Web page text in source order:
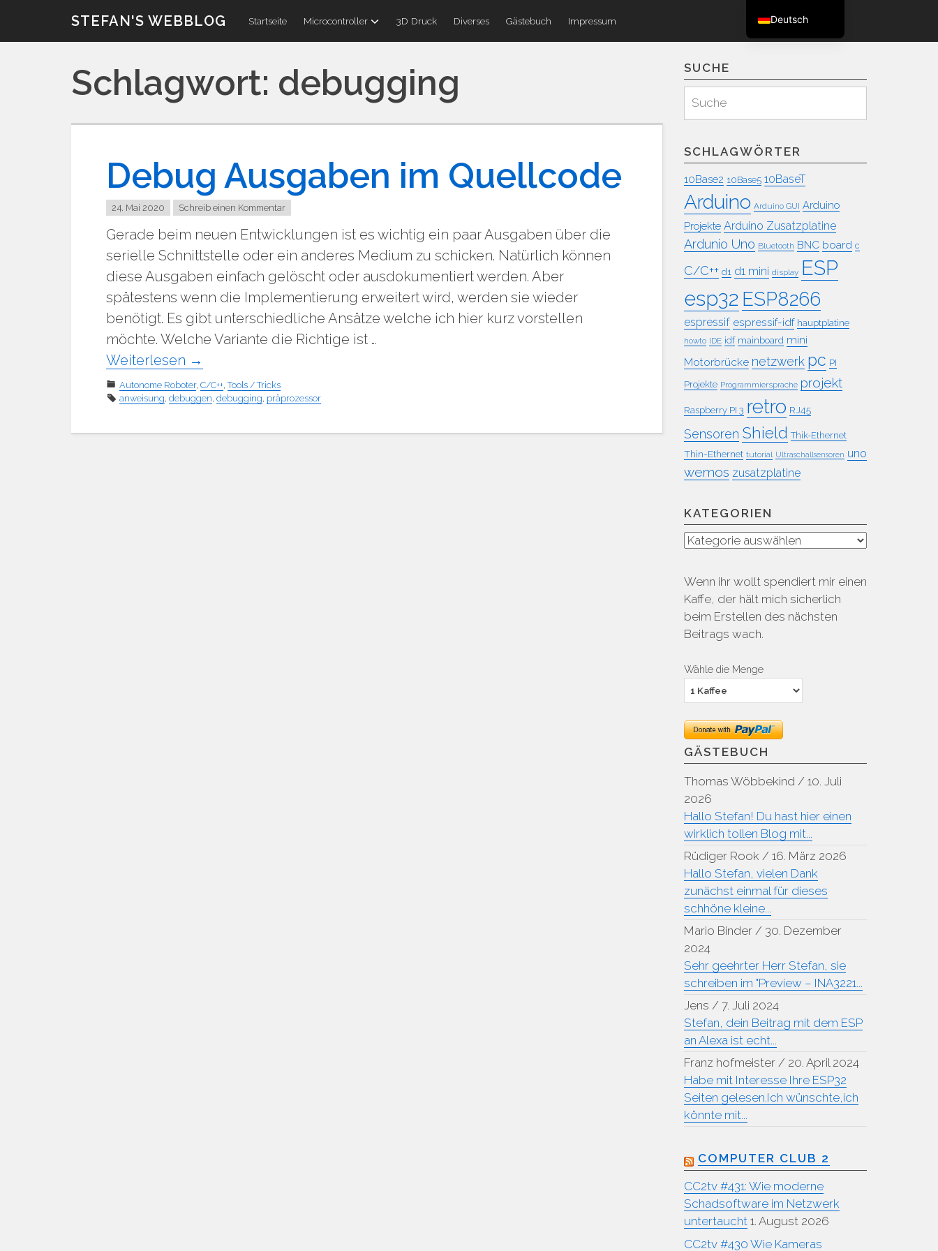
STEFAN'S WEBBLOG Startseite Microcontroller 3D Druck Diverses Gästebuch Impressum
Schlagwort: debugging
Debug Ausgaben im Quellcode
24. Mai 2020 Schreib einen Kommentar
Gerade beim neuen Entwicklungen ist es wichtig ein paar Ausgaben über die
serielle Schnittstelle oder ein anderes Medium zu schicken. Natürlich können
diese Ausgaben einfach gelöscht oder ausdokumentiert werden. Aber
spätestens wenn die Implementierung erweitert wird, werden sie wieder
benötigt. Es gibt unterschiedliche Ansätze welche ich hier kurz vorstellen
möchte. Welche Variante die Richtige ist …
Weiterlesen →
Autonome Roboter, C/C++ ,Tools / Tricks
anweisung debuggen debugging präprozessor
SUCHE
für:
Suchen
SCHLAGWÖRTER
10Base2 10Base5 10BaseT
Arduino Arduino GUI Arduino
Projekte Arduino Zusatzplatine
Ardunio Uno Bluetooth BNC board c
C/C++ d1 d1 mini display ESP
esp32 ESP8266
espressif espressif-idf hauptplatine
howto IDE idf mainboard mini
Motorbrücke netzwerk pc PI
Projekte Programmiersprache projekt
Raspberry PI 3 retro RJ45
Sensoren Shield Thik-Ethernet
Thin-Ethernet tutorial Ultraschallsensoren uno
wemos zusatzplatine
KATEGORIEN
Kategorien
Wenn ihr wollt spendiert mir einen
Kaffe, der hält mich sicherlich
beim Erstellen des nächsten
Beitrags wach.
Wähle die Menge
GÄSTEBUCH
Thomas Wöbbekind / 10. Juli
2026
Hallo Stefan! Du hast hier einen
wirklich tollen Blog mit...
Rüdiger Rook / 16. März 2026
Hallo Stefan, vielen Dank
zunächst einmal für dieses
schhöne kleine...
Mario Binder/ 30. Dezember
2024
Sehr geehrter Herr Stefan, sie
schreiben im "Preview – INA3221...
Jens / 7. Juli 2024
Stefan, dein Beitrag mit dem ESP
an Alexa ist echt...
Franz hofmeister/ 20. April 2024
Habe mit Interesse Ihre ESP32
Seiten gelesen.Ich wünschte,ich
könnte mit...
COMPUTER CLUB 2
CC2tv #431: Wie moderne
Schadsoftware im Netzwerk
untertaucht 1. August 2026
CC2tv #430 Wie Kameras
Deutsch
English (UK)